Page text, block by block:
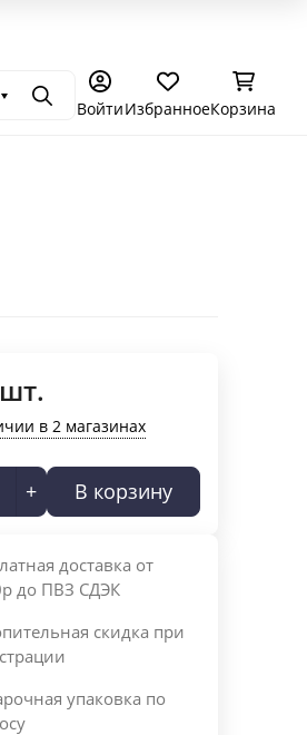
ПоискВойтиИзбранноеКорзина
шт.
в 2 магазинах
+ В корзину
доставка от
до ПВЗ СДЭК
скидка при
упаковка по